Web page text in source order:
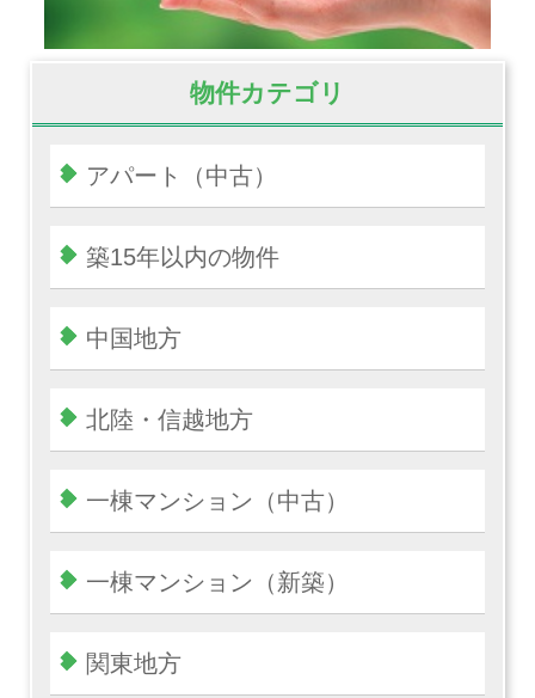
物件カテゴリ
アパート（中古）
築15年以内の物件
中国地方
北陸・信越地方
一棟マンション（中古）
一棟マンション（新築）
関東地方